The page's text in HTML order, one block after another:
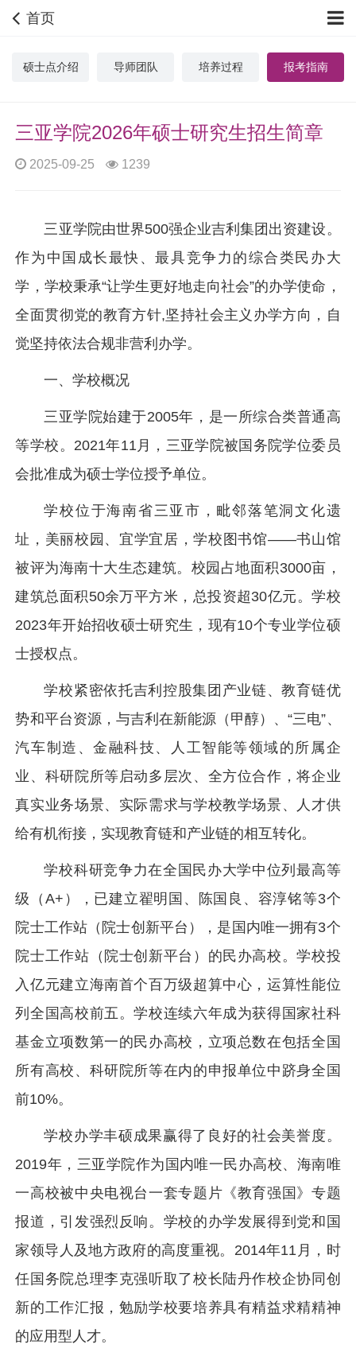
首页
硕士点介绍 导师团队 培养过程 报考指南
三亚学院2026年硕士研究生招生简章
2025-09-25 1239
三亚学院由世界500强企业吉利集团出资建设。
作为中国成长最快、最具竞争力的综合类民办大
学，学校秉承“让学生更好地走向社会”的办学使命，
全面贯彻党的教育方针,坚持社会主义办学方向，自
觉坚持依法合规非营利办学。
一、学校概况
三亚学院始建于2005年，是一所综合类普通高
等学校。2021年11月，三亚学院被国务院学位委员
会批准成为硕士学位授予单位。
学校位于海南省三亚市，毗邻落笔洞文化遗
址，美丽校园、宜学宜居，学校图书馆——书山馆
被评为海南十大生态建筑。校园占地面积3000亩，
建筑总面积50余万平方米，总投资超30亿元。学校
2023年开始招收硕士研究生，现有10个专业学位硕
士授权点。
学校紧密依托吉利控股集团产业链、教育链优
势和平台资源，与吉利在新能源（甲醇）、“三电”、
汽车制造、金融科技、人工智能等领域的所属企
业、科研院所等启动多层次、全方位合作，将企业
真实业务场景、实际需求与学校教学场景、人才供
给有机衔接，实现教育链和产业链的相互转化。
学校科研竞争力在全国民办大学中位列最高等
级（A+），已建立翟明国、陈国良、容淳铭等3个
院士工作站（院士创新平台），是国内唯一拥有3个
院士工作站（院士创新平台）的民办高校。学校投
入亿元建立海南首个百万级超算中心，运算性能位
列全国高校前五。学校连续六年成为获得国家社科
基金立项数第一的民办高校，立项总数在包括全国
所有高校、科研院所等在内的申报单位中跻身全国
前10%。
学校办学丰硕成果赢得了良好的社会美誉度。
2019年，三亚学院作为国内唯一民办高校、海南唯
一高校被中央电视台一套专题片《教育强国》专题
报道，引发强烈反响。学校的办学发展得到党和国
家领导人及地方政府的高度重视。2014年11月，时
任国务院总理李克强听取了校长陆丹作校企协同创
新的工作汇报，勉励学校要培养具有精益求精精神
的应用型人才。